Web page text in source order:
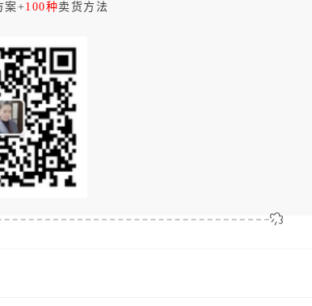
案+100种卖货方法